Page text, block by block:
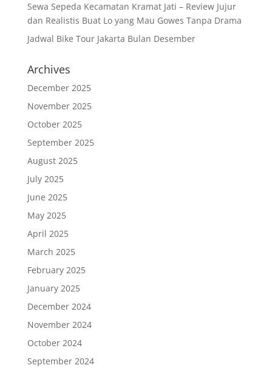
Sewa Sepeda Kecamatan Kramat Jati – Review Jujur
dan Realistis Buat Lo yang Mau Gowes Tanpa Drama
Jadwal Bike Tour Jakarta Bulan Desember
Archives
December 2025
November 2025
October 2025
September 2025
August 2025
July 2025
June 2025
May 2025
April 2025
March 2025
February 2025
January 2025
December 2024
November 2024
October 2024
September 2024